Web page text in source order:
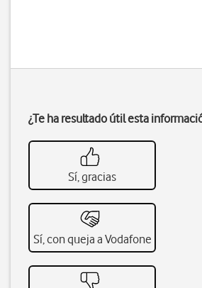
¿Te ha resultado útil esta
Sí, gracias
Sí, con queja a Vodafone